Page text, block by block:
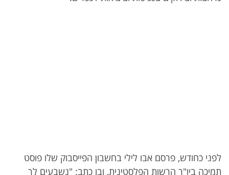
לפני כחודש, פרסם אבו לילי בחשבון הפייסבוק שלו פוסט
תמיכה ביו"ר הרשות הפלסטינית, ובו כתב: "נשבעים לך